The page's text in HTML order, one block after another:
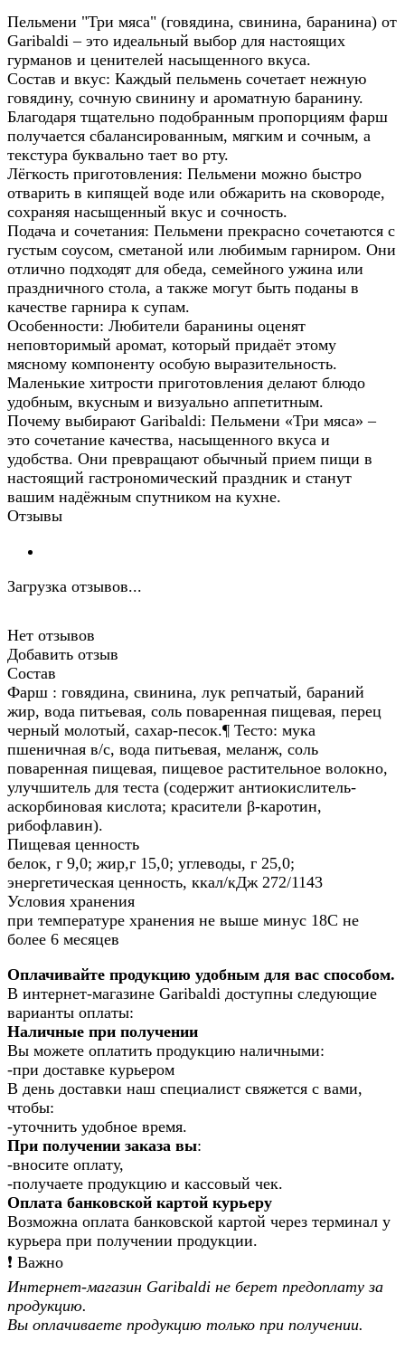
Пельмени "Три мяса" (говядина, свинина, баранина) от
Garibaldi – это идеальный выбор для настоящих
гурманов и ценителей насыщенного вкуса.
Состав и вкус: Каждый пельмень сочетает нежную
говядину, сочную свинину и ароматную баранину.
Благодаря тщательно подобранным пропорциям фарш
получается сбалансированным, мягким и сочным, а
текстура буквально тает во рту.
Лёгкость приготовления: Пельмени можно быстро
отварить в кипящей воде или обжарить на сковороде,
сохраняя насыщенный вкус и сочность.
Подача и сочетания: Пельмени прекрасно сочетаются с
густым соусом, сметаной или любимым гарниром. Они
отлично подходят для обеда, семейного ужина или
праздничного стола, а также могут быть поданы в
качестве гарнира к супам.
Особенности: Любители баранины оценят
неповторимый аромат, который придаёт этому
мясному компоненту особую выразительность.
Маленькие хитрости приготовления делают блюдо
удобным, вкусным и визуально аппетитным.
Почему выбирают Garibaldi: Пельмени «Три мяса» –
это сочетание качества, насыщенного вкуса и
удобства. Они превращают обычный прием пищи в
настоящий гастрономический праздник и станут
вашим надёжным спутником на кухне.
Отзывы
Загрузка отзывов...
Нет отзывов
Добавить отзыв
Состав
Фарш : говядина, свинина, лук репчатый, бараний
жир, вода питьевая, соль поваренная пищевая, перец
черный молотый, сахар-песок.¶ Тесто: мука
пшеничная в/с, вода питьевая, меланж, соль
поваренная пищевая, пищевое растительное волокно,
улучшитель для теста (содержит антиокислитель-
аскорбиновая кислота; красители β-каротин,
рибофлавин).
Пищевая ценность
белок, г 9,0; жир,г 15,0; углеводы, г 25,0;
энергетическая ценность, ккал/кДж 272/1143
Условия хранения
при температуре хранения не выше минус 18С не
более 6 месяцев
Оплачивайте продукцию удобным для вас способом.
В интернет-магазине Garibaldi доступны следующие
варианты оплаты:
Наличные при получении
Вы можете оплатить продукцию наличными:
-при доставке курьером
В день доставки наш специалист свяжется с вами,
чтобы:
-уточнить удобное время.
При получении заказа вы:
-вносите оплату,
-получаете продукцию и кассовый чек.
Оплата банковской картой курьеру
Возможна оплата банковской картой через терминал у
курьера при получении продукции.
❗️ Важно
Интернет-магазин Garibaldi не берет предоплату за
продукцию.
Вы оплачиваете продукцию только при получении.